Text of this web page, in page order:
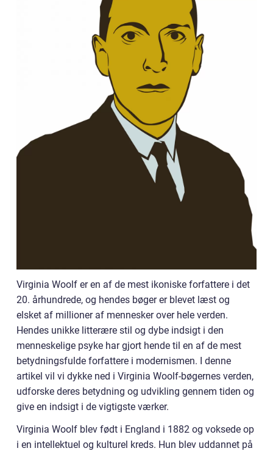
Virginia Woolf er en af de mest ikoniske forfattere i det
20. århundrede, og hendes bøger er blevet læst og
elsket af millioner af mennesker over hele verden.
Hendes unikke litterære stil og dybe indsigt i den
menneskelige psyke har gjort hende til en af de mest
betydningsfulde forfattere i modernismen. I denne
artikel vil vi dykke ned i Virginia Woolf-bøgernes verden,
udforske deres betydning og udvikling gennem tiden og
give en indsigt i de vigtigste værker.
Virginia Woolf blev født i England i 1882 og voksede op
i en intellektuel og kulturel kreds. Hun blev uddannet på